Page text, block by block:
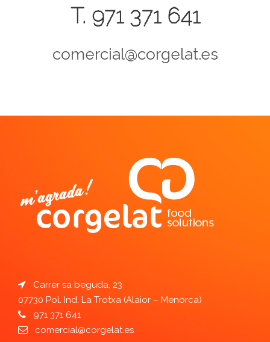
T. 971 371 641
comercial@corgelat.es
Carrer sa beguda, 23
07730 Pol. Ind. La Trotxa (Alaior – Menorca)
971 371 641
comercial@corgelat.es